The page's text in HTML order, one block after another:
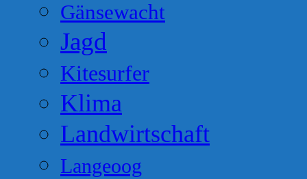
Gänsewacht
Jagd
Kitesurfer
Klima
Landwirtschaft
Langeoog